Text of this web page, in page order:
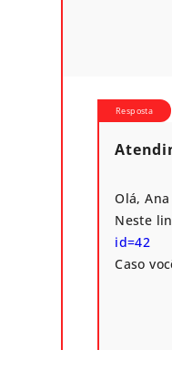
Olá,
Neste
id=42
Caso